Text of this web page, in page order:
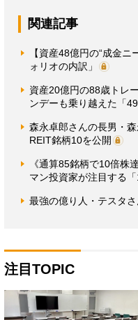
関連記事
【資産48億円の“成金
ォリオの内訳」
資産20億円の88歳トレ
ンデーも乗り越えた「
森永卓郎さんの長男・
REIT銘柄10を公開
《通算85銘柄で10倍株
マン投資家が注目する
最強の億り人・テスタ
注目TOPIC